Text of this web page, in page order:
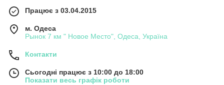
Працює з 03.04.2015
м. Одеса
Рынок 7 км " Новое Место", Одеса, Україна
Контакти
Сьогодні працює з 10:00 до 18:00
Показати весь графік роботи